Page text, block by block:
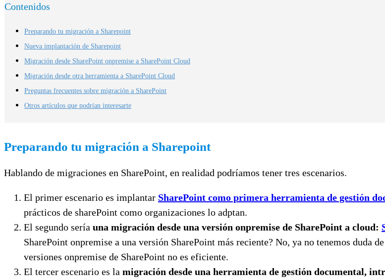
Contenidos
Preparando tu migración a Sharepoint
Nueva implantación de Sharepoint
Migración desde SharePoint onpremise a SharePoint Cloud
Migración desde otra herramienta a SharePoint Cloud
Preguntas frecuentes sobre migración a SharePoint
Otros artículos que podrían interesarte
Preparando tu migración a Sharepoint
Hablando de migraciones en SharePoint, en realidad podríamos tener tres escenarios.
El primer escenario es implantar SharePoint como primera herramienta de gestión
prácticos de sharePoint como organizaciones lo adptan.
El segundo sería una migración desde una versión onpremise de SharePoint a cloud:
SharePoint onpremise a una versión SharePoint más reciente? No, ya no tenemos duda
versiones onpremise de SharePoint no es eficiente.
El tercer escenario es la migración desde una herramienta de gestión documental,